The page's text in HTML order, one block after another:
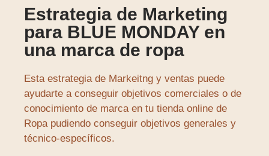
Estrategia de Marketing
para BLUE MONDAY en
una marca de ropa
Esta estrategia de Markeitng y ventas puede
ayudarte a conseguir objetivos comerciales o de
conocimiento de marca en tu tienda online de
Ropa pudiendo conseguir objetivos generales y
técnico-específicos.